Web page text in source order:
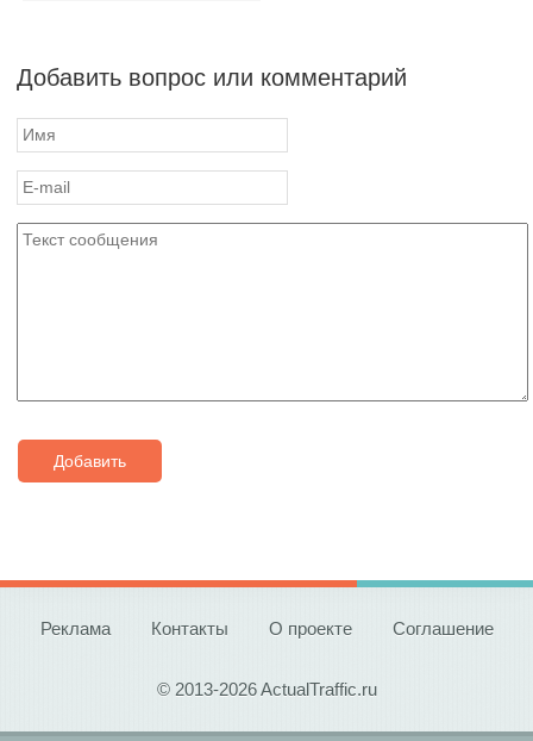
Добавить вопрос или комментарий
Добавить
Реклама Контакты О проекте Соглашение
© 2013-2026 ActualTraffic.ru